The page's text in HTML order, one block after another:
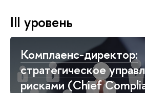
III уровень
Комплаенс-директор:
стратегическое
рисками (Chief